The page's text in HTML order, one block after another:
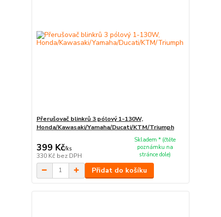
Přerušovač blinkrů 3 pólový 1-130W,
Honda/Kawasaki/Yamaha/Ducati/KTM/Triumph
399 Kč/ks
330 Kč bez DPH
Skladem * (čtěte
poznámku na
stránce dole)
Přidat do košíku